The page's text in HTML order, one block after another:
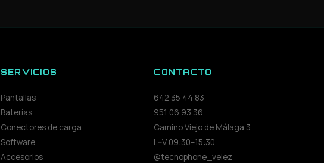
SERVICIOS
Pantallas
Baterías
Conectores de carga
Software
Accesorios
CONTACTO
642 35 44 83
951 06 93 36
Camino Viejo de Málaga 3
L–V 09:30–15:30
@tecnophone_velez